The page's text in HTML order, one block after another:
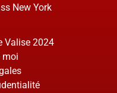
New York
Valise 2024
moi